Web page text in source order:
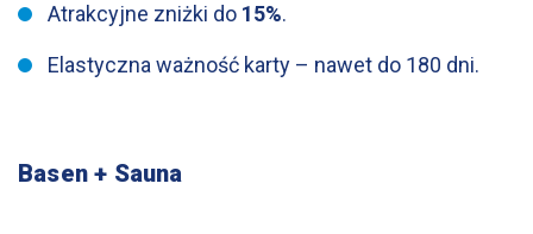
Atrakcyjne zniżki do 15%.
Elastyczna ważność karty – nawet do 180 dni.
Basen + Sauna